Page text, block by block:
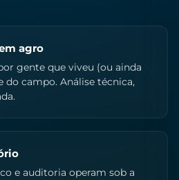
agro
gente que viveu (ou ainda
do campo. Análise técnica,
e auditoria operam sob a